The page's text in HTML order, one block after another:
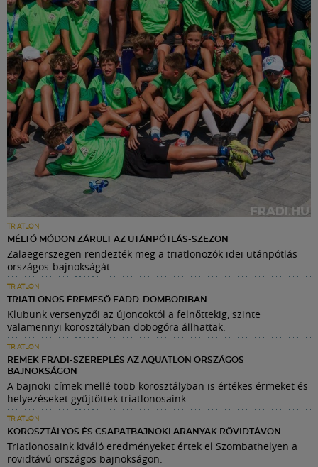
TRIATLON
MÉLTÓ MÓDON ZÁRULT AZ UTÁNPÓTLÁS-SZEZON
Zalaegerszegen rendezték meg a triatlonozók idei utánpótlás
országos-bajnokságát.
TRIATLON
TRIATLONOS ÉREMESŐ FADD-DOMBORIBAN
Klubunk versenyzői az újoncoktól a felnőttekig, szinte
valamennyi korosztályban dobogóra állhattak.
TRIATLON
REMEK FRADI-SZEREPLÉS AZ AQUATLON ORSZÁGOS
BAJNOKSÁGON
A bajnoki címek mellé több korosztályban is értékes érmeket és
helyezéseket gyűjtöttek triatlonosaink.
TRIATLON
KOROSZTÁLYOS ÉS CSAPATBAJNOKI ARANYAK RÖVIDTÁVON
Triatlonosaink kiváló eredményeket értek el Szombathelyen a
rövidtávú országos bajnokságon.